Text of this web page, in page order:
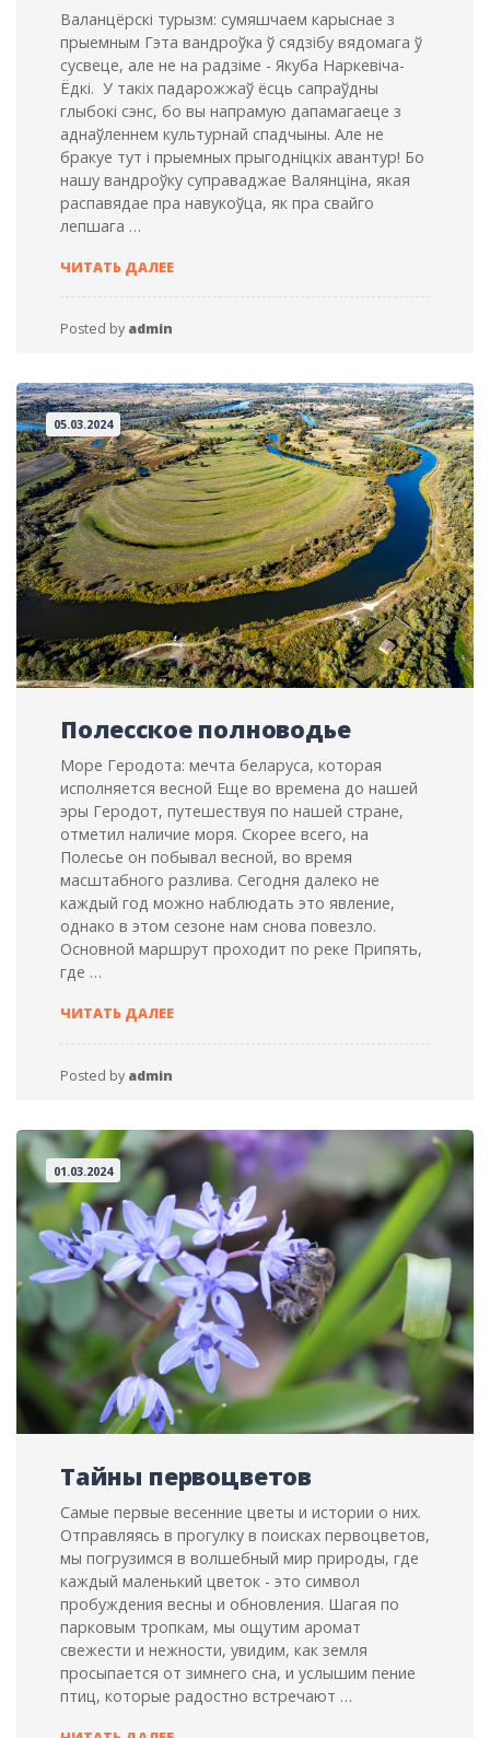
Валанцёрскі турызм: сумяшчаем карыснае з
прыемным Гэта вандроўка ў сядзібу вядомага ў
сусвеце, але не на радзіме - Якуба Наркевіча-
Ёдкі. У такіх падарожжаў ёсць сапраўдны
глыбокі сэнс, бо вы напрамую дапамагаеце з
аднаўленнем культурнай спадчыны. Але не
бракуе тут і прыемных прыгодніцкіх авантур! Бо
нашу вандроўку суправаджае Валянціна, якая
распавядае пра навукоўца, як пра свайго
лепшага …
ЧИТАТЬ ДАЛЕЕТАЛАКА
НАРКЕВІЧА-
Posted by admin
05.03.2024
Полесское полноводье
Море Геродота: мечта беларуса, которая
исполняется весной Еще во времена до нашей
эры Геродот, путешествуя по нашей стране,
отметил наличие моря. Скорее всего, на
Полесье он побывал весной, во время
масштабного разлива. Сегодня далеко не
каждый год можно наблюдать это явление,
однако в этом сезоне нам снова повезло.
Основной маршрут проходит по реке Припять,
где …
ЧИТАТЬ ДАЛЕЕПОЛЕССКОЕ
Posted by admin
01.03.2024
Тайны первоцветов
Самые первые весенние цветы и истории о них.
Отправляясь в прогулку в поисках первоцветов,
мы погрузимся в волшебный мир природы, где
каждый маленький цветок - это символ
пробуждения весны и обновления. Шагая по
парковым тропкам, мы ощутим аромат
свежести и нежности, увидим, как земля
просыпается от зимнего сна, и услышим пение
птиц, которые радостно встречают …
ТАЙНЫ